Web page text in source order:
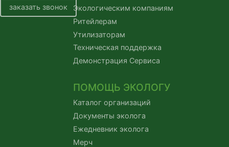
заказать звонок
Экологическим компаниям
Ритейлерам
Утилизаторам
Техническая поддержка
Демонстрация Сервиса
ПОМОЩЬ ЭКОЛОГУ
Каталог организаций
Документы эколога
Ежедневник эколога
Мерч